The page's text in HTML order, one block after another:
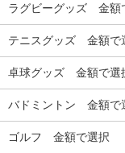
ラグビーグッズ 金額
テニスグッズ 金額で
卓球グッズ 金額で選
バドミントン 金額で
ゴルフ 金額で選択